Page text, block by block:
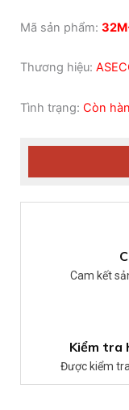
Mã sản phẩm:
Thương hiệu:
Tình trạng: Còn
Cam kết
Kiểm tra
Được kiểm